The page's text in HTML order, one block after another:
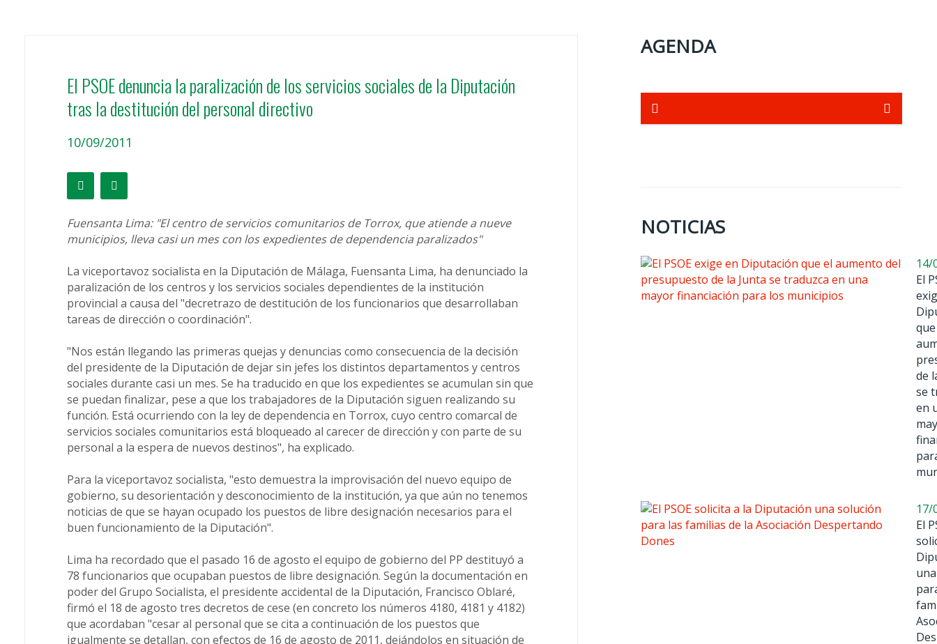
El PSOE denuncia la paralización de los servicios sociales de la Diputación
tras la destitución del personal directivo
10/09/2011
Fuensanta Lima: "El centro de servicios comunitarios de Torrox, que atiende a nueve
municipios, lleva casi un mes con los expedientes de dependencia paralizados"
La viceportavoz socialista en la Diputación de Málaga, Fuensanta Lima, ha denunciado la
paralización de los centros y los servicios sociales dependientes de la institución
provincial a causa del "decretrazo de destitución de los funcionarios que desarrollaban
tareas de dirección o coordinación".
"Nos están llegando las primeras quejas y denuncias como consecuencia de la decisión
del presidente de la Diputación de dejar sin jefes los distintos departamentos y centros
sociales durante casi un mes. Se ha traducido en que los expedientes se acumulan sin que
se puedan finalizar, pese a que los trabajadores de la Diputación siguen realizando su
función. Está ocurriendo con la ley de dependencia en Torrox, cuyo centro comarcal de
servicios sociales comunitarios está bloqueado al carecer de dirección y con parte de su
personal a la espera de nuevos destinos", ha explicado.
Para la viceportavoz socialista, "esto demuestra la improvisación del nuevo equipo de
gobierno, su desorientación y desconocimiento de la institución, ya que aún no tenemos
noticias de que se hayan ocupado los puestos de libre designación necesarios para el
buen funcionamiento de la Diputación".
Lima ha recordado que el pasado 16 de agosto el equipo de gobierno del PP destituyó a
78 funcionarios que ocupaban puestos de libre designación. Según la documentación en
poder del Grupo Socialista, el presidente accidental de la Diputación, Francisco Oblaré,
firmó el 18 de agosto tres decretos de cese (en concreto los números 4180, 4181 y 4182)
que acordaban "cesar al personal que se cita a continuación de los puestos que
igualmente se detallan, con efectos de 16 de agosto de 2011, dejándolos en situación de
AGENDA
NOTICIAS
14/
El
de
se
en
17/
El